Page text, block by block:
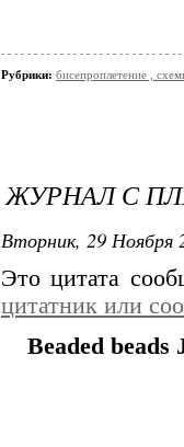
Рубрики: бисепроплетение ,
ЖУРНАЛ С
Вторник, 29 Ноября
Это цитата
цитатник или
Beaded beads